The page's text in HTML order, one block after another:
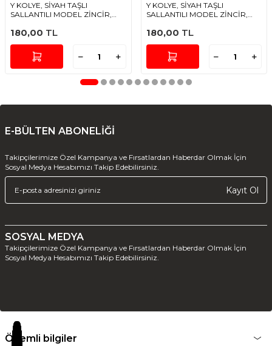
Y KOLYE, SİYAH TAŞLI
SALLANTILI MODEL ZİNCİR,
KAPLAMA
180,00 TL
Y KOLYE, SİYAH TAŞLI
SALLANTILI MODEL ZİNCİR,
KAPLAMA
180,00 TL
E-BÜLTEN ABONELİĞİ
Takipçilerimize Özel Kampanya ve Fırsatlardan Haberdar Olmak İçin
Sosyal Medya Hesabımızı Takip Edebilirsiniz.
Kayıt Ol
SOSYAL MEDYA
Takipçilerimize Özel Kampanya ve Fırsatlardan Haberdar Olmak İçin
Sosyal Medya Hesabımızı Takip Edebilirsiniz.
Önemli bilgiler